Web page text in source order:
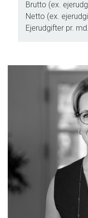
gulvvarmekreds ligger
med røgfarvet glasdør.
opholdsstue som
samlingspunkt med
af villaen er der
med tre store
haven. Et stilrent
bruseniche og
Villaens
med udgang til
samt et privat spa-
Vola-armaturer,
den gennemførte
Brutto (ex.
Netto (ex.
Ejerudgifter pr. md.